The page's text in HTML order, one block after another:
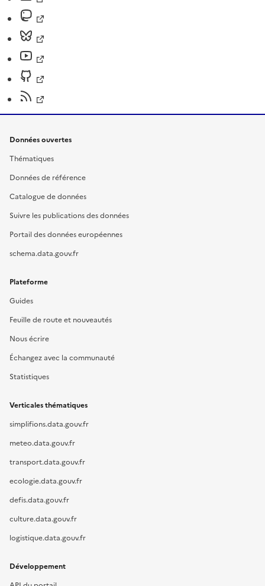
Données ouvertes
Thématiques
Données de référence
Catalogue de données
Suivre les publications des données
Portail des données européennes
schema.data.gouv.fr
Plateforme
Guides
Feuille de route et nouveautés
Nous écrire
Échangez avec la communauté
Statistiques
Verticales thématiques
simplifions.data.gouv.fr
meteo.data.gouv.fr
transport.data.gouv.fr
ecologie.data.gouv.fr
defis.data.gouv.fr
culture.data.gouv.fr
logistique.data.gouv.fr
Développement